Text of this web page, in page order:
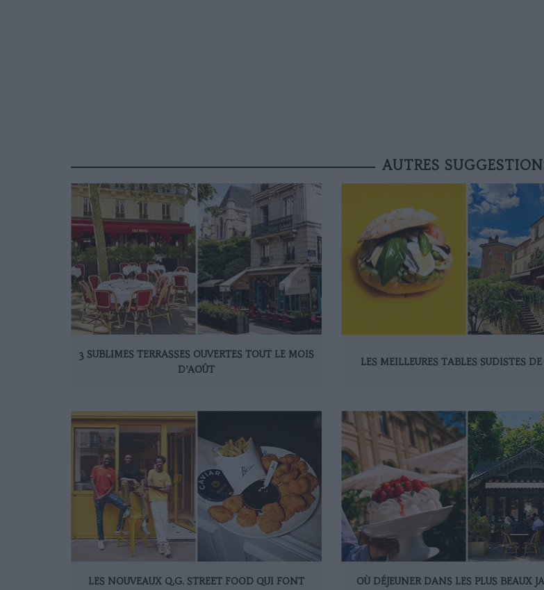
AUTRES
3 SUBLIMES TERRASSES OUVERTES TOUT LE MOIS
D’AOÛT
LES MEILLEURES TABLES SUDISTES
LES NOUVEAUX Q.G. STREET FOOD QUI FONT
OÙ DÉJEUNER DANS LES PLUS BEAUX